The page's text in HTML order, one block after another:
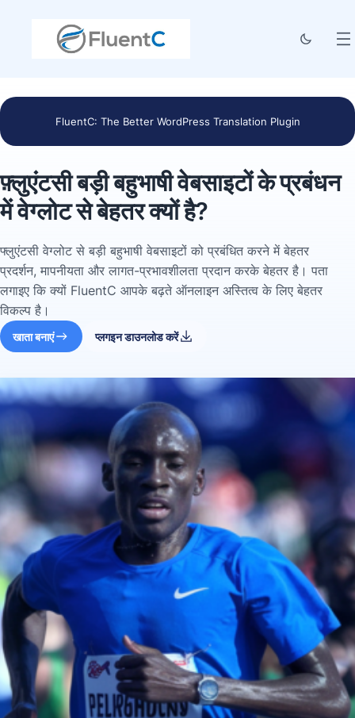
FluentC: The Better WordPress Translation Plugin
फ़्लुएंटसी बड़ी बहुभाषी वेबसाइटों के प्रबंधन
में वेग्लोट से बेहतर क्यों है?
फ्लुएंटसी वेग्लोट से बड़ी बहुभाषी वेबसाइटों को प्रबंधित करने में बेहतर
प्रदर्शन, मापनीयता और लागत-प्रभावशीलता प्रदान करके बेहतर है। पता
लगाइए कि क्यों FluentC आपके बढ़ते ऑनलाइन अस्तित्व के लिए बेहतर
विकल्प है।
खाता बनाएं प्लगइन डाउनलोड करें